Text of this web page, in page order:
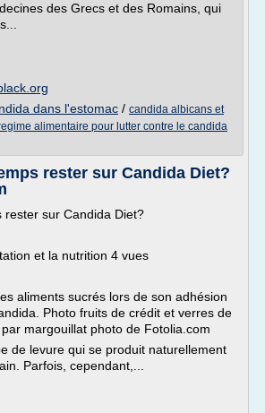
des Grecs et des Romains, qui
dans l'estomac / candida albicans et
alimentaire pour lutter contre le candida
rester sur Candida Diet?
rester sur Candida Diet?
et la nutrition 4 vues
aliments sucrés lors de son adhésion
Photo fruits de crédit et verres de
margouillat photo de Fotolia.com
de levure qui se produit naturellement
Parfois, cependant,...